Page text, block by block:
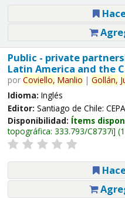
Public - private
Latin America and the
por Coviello, Manlio | Gollán,
Idioma: Inglés
Editor: Santiago de Chile:
Disponibilidad: Ítems
topográfica: 333.793/C8737i